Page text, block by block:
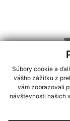
Súbory cookie a
vášho zážitku z
vám zobrazovali
návštevnosti našich
využite možnosť
CMS systém